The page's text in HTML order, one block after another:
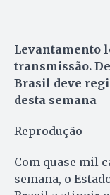
Levantamento
transmissão.
Brasil deve
desta semana
Reprodução
Com quase mil
semana, o